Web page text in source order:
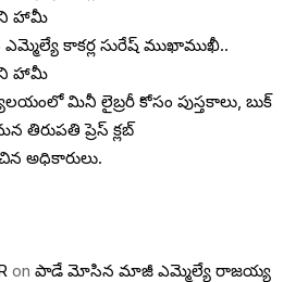
హామీ
కాకర్ల సురేష్ ముఖాముఖీ..
హామీ
మినీ లైబ్రరీ కోసం పుస్తకాలు, బుక్
తిరుపతి ప్రెస్ క్లబ్
అధికారులు.
on పాడే మోసిన మాజీ ఎమ్మెల్యే రాజయ్య